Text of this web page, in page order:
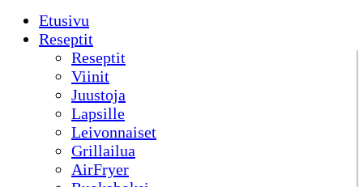
Etusivu
Reseptit
Reseptit
Viinit
Juustoja
Lapsille
Leivonnaiset
Grillailua
AirFryer